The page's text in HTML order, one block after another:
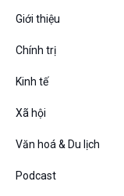
Giới thiệu
Chính trị
Kinh tế
Xã hội
Văn hoá & Du lịch
Podcast